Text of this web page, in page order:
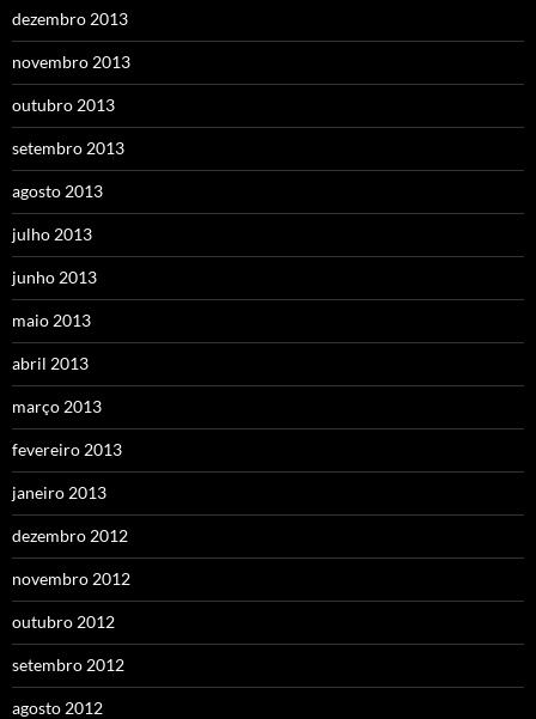
dezembro 2013
novembro 2013
outubro 2013
setembro 2013
agosto 2013
julho 2013
junho 2013
maio 2013
abril 2013
março 2013
fevereiro 2013
janeiro 2013
dezembro 2012
novembro 2012
outubro 2012
setembro 2012
agosto 2012